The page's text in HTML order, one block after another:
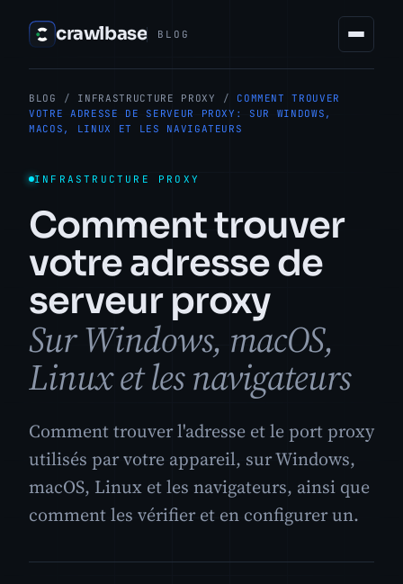
crawlbase BLOG
BLOG / INFRASTRUCTURE PROXY /
COMMENT TROUVER
VOTRE ADRESSE DE SERVEUR PROXY: SUR WINDOWS,
MACOS, LINUX ET LES NAVIGATEURS
INFRASTRUCTURE PROXY
Comment trouver
votre adresse de
serveur proxy
Sur Windows, macOS,
Linux et les navigateurs
Comment trouver l'adresse et le port proxy
utilisés par votre appareil, sur Windows,
macOS, Linux et les navigateurs, ainsi que
comment les vérifier et en configurer un.